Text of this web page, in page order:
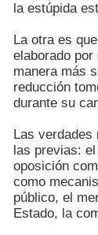
la estúpida
La otra es
elaborado
manera más
reducción
durante su
Las verdades
las previas:
oposición
como
público, el
Estado, la